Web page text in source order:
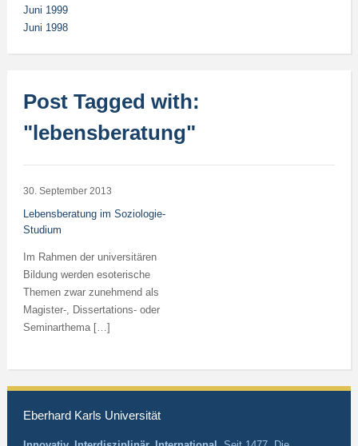
Juni 1999
Juni 1998
Post Tagged with:
"lebensberatung"
30. September 2013
Lebensberatung im Soziologie-
Studium
Im Rahmen der universitären
Bildung werden esoterische
Themen zwar zunehmend als
Magister-, Dissertations- oder
Seminarthema […]
Eberhard Karls Universität